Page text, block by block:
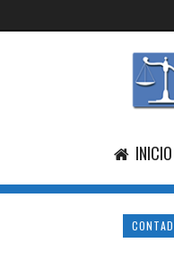
INICIO